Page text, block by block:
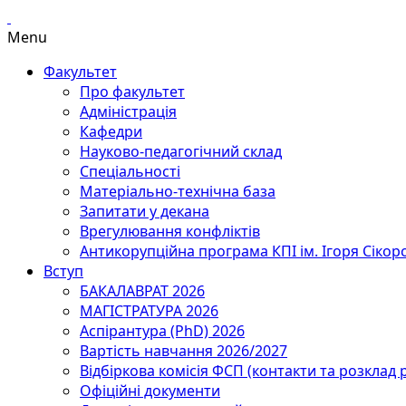
Menu
Факультет
Про факультет
Адміністрація
Кафедри
Науково-педагогічний склад
Спеціальності
Матеріально-технічна база
Запитати у декана
Врегулювання конфліктів
Антикорупційна програма КПІ ім. Ігоря
Вступ
БАКАЛАВРАТ 2026
МАГІСТРАТУРА 2026
Аспірантура (PhD) 2026
Вартість навчання 2026/2027
Відбіркова комісія ФСП (контакти та розклад
Офіційні документи